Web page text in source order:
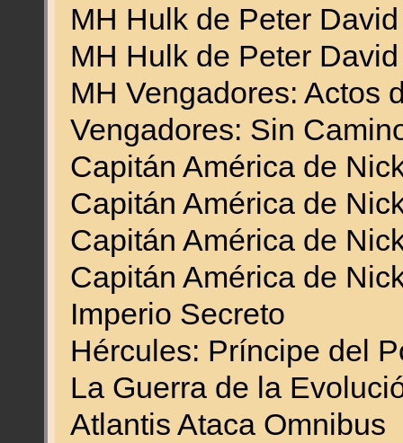
MH Hulk de Peter
MH Hulk de Peter
MH Vengadores: Actos
Vengadores: Sin
Capitán América de
Capitán América de
Capitán América de
Capitán América de
Imperio Secreto
Hércules: Príncipe del
La Guerra de la
Atlantis Ataca Omnibus